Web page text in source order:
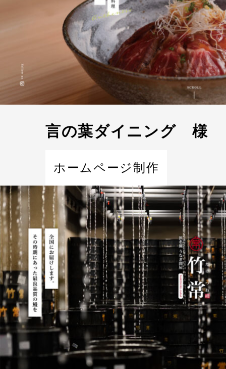
言の葉ダイニング 様
ホームページ制作